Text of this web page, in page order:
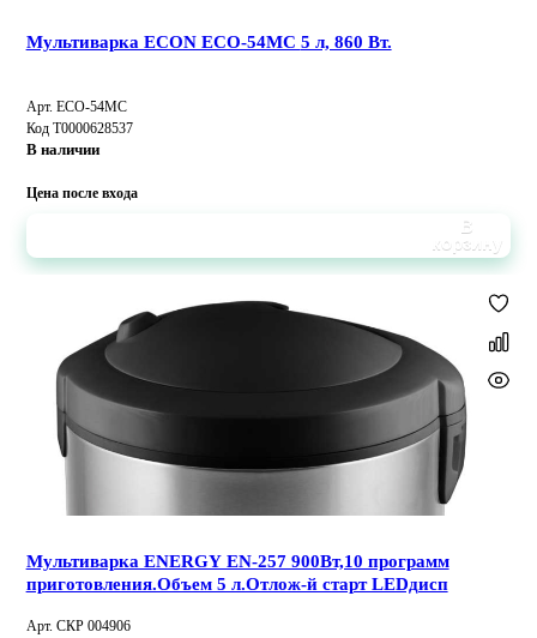
Мультиварка ECON ECO-54MC 5 л, 860 Вт.
Арт. ECO-54MC
Код Т0000628537
В наличии
Цена после входа
В
корзину
Мультиварка ENERGY EN-257 900Вт,10 программ
приготовления.Объем 5 л.Отлож-й старт LEDдисп
Арт. СКР 004906